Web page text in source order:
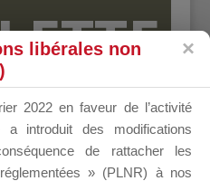
libérales non
2022 en faveur de l’activité
a introduit des modifications
de rattacher les
» (PLNR) à nos